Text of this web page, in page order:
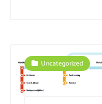
Uncategorized